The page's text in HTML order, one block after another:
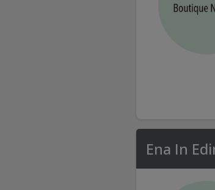
Ena In